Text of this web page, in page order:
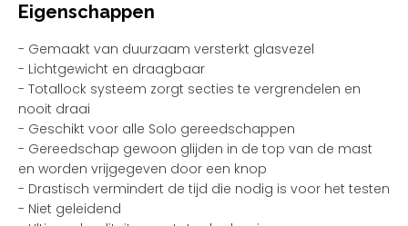
Eigenschappen
- Gemaakt van duurzaam versterkt glasvezel
- Lichtgewicht en draagbaar
- Totallock systeem zorgt secties te vergrendelen en
nooit draai
- Geschikt voor alle Solo gereedschappen
- Gereedschap gewoon glijden in de top van de mast
en worden vrijgegeven door een knop
- Drastisch vermindert de tijd die nodig is voor het testen
- Niet geleidend